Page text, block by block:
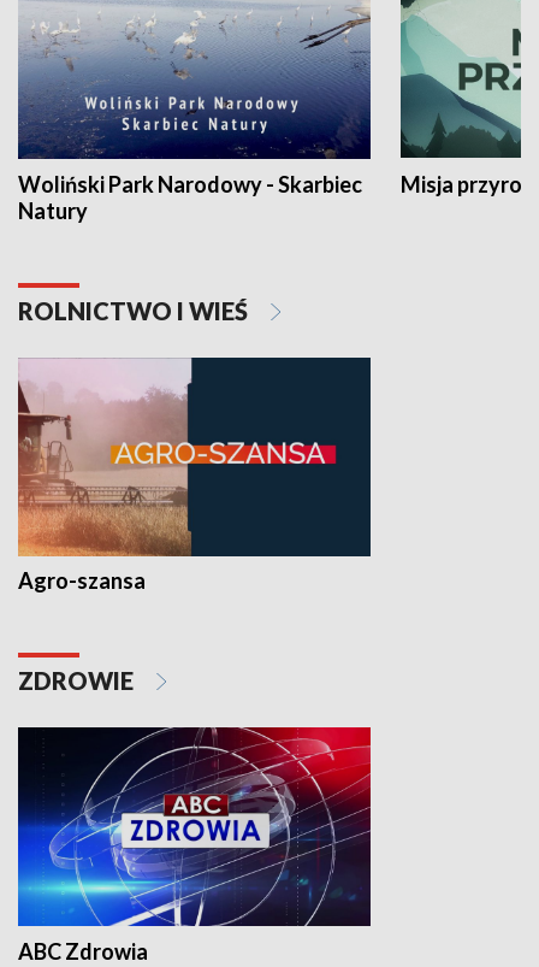
Woliński Park Narodowy - Skarbiec
Natury
Misja
ROLNICTWO I WIEŚ
Agro-szansa
ZDROWIE
ABC Zdrowia